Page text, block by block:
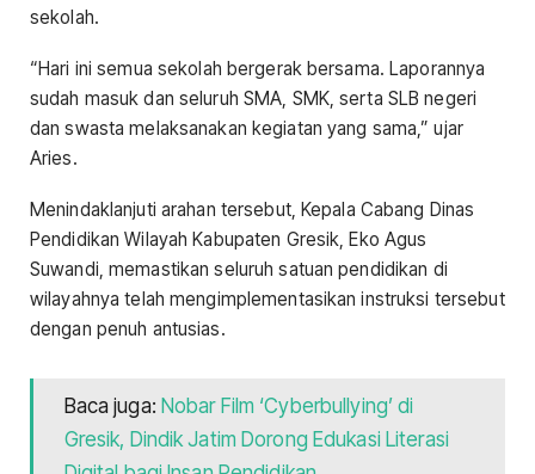
sekolah.
“Hari ini semua sekolah bergerak bersama. Laporannya
sudah masuk dan seluruh SMA, SMK, serta SLB negeri
dan swasta melaksanakan kegiatan yang sama,” ujar
Aries.
Menindaklanjuti arahan tersebut, Kepala Cabang Dinas
Pendidikan Wilayah Kabupaten Gresik, Eko Agus
Suwandi, memastikan seluruh satuan pendidikan di
wilayahnya telah mengimplementasikan instruksi tersebut
dengan penuh antusias.
Baca juga: Nobar Film ‘Cyberbullying’ di
Gresik, Dindik Jatim Dorong Edukasi Literasi